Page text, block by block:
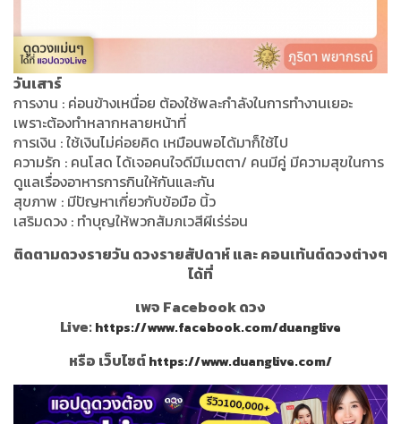
วันเสาร์
การงาน : ค่อนข้างเหนื่อย ต้องใช้พละกำลังในการทำงานเยอะ
เพราะต้องทำหลากหลายหน้าที่
การเงิน : ใช้เงินไม่ค่อยคิด เหมือนพอได้มาก็ใช้ไป
ความรัก : คนโสด ได้เจอคนใจดีมีเมตตา/ คนมีคู่ มีความสุขในการ
ดูแลเรื่องอาหารการกินให้กันและกัน
สุขภาพ : มีปัญหาเกี่ยวกับข้อมือ นิ้ว
เสริมดวง : ทำบุญให้พวกสัมภเวสีผีเร่ร่อน
ติดตามดวงรายวัน ดวงรายสัปดาห์ และ คอนเท้นต์ดวงต่างๆ
ได้ที่
เพจ Facebook ดวง
Live:https://www.facebook.com/duanglive
หรือ เว็บไซต์https://www.duanglive.com/